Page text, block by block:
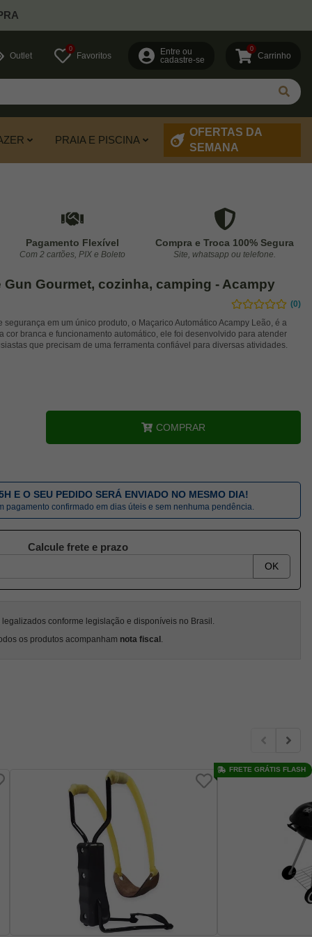
Outlet
0
Favoritos
Entre ou
cadastre-se
0
Carrinho
PRAIA E PISCINA
OFERTAS DA
SEMANA
Pagamento Flexível
Com 2 cartões, PIX e Boleto
Compra e Troca 100% Segura
Site, whatsapp ou telefone.
Gun Gourmet, cozinha, camping - Acampy
(0)
em um único produto, o Maçarico Automático Acampy Leão, é a
cor branca e funcionamento automático, ele foi desenvolvido para atender
que precisam de uma ferramenta confiável para diversas atividades.
COMPRAR
E O SEU PEDIDO SERÁ ENVIADO NO MESMO DIA!
pagamento confirmado em dias úteis e sem nenhuma pendência.
Calcule frete e prazo
OK
conforme legislação e disponíveis no Brasil.
os produtos acompanham nota fiscal.
FRETE GRÁTIS FLASH